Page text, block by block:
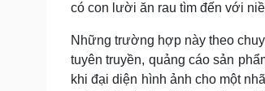
có con lười ăn rau tìm đến với
Những trường hợp này theo
tuyên truyền, quảng cáo sản
khi đại diện hình ảnh cho một